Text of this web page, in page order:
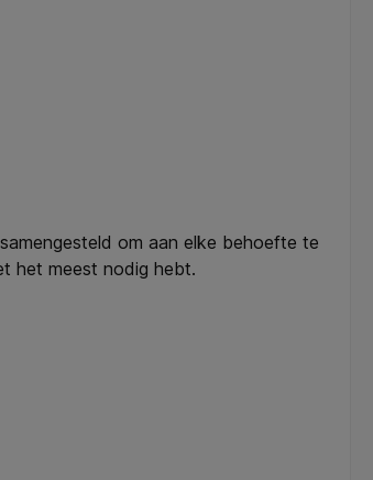
om aan elke behoefte te
het meest nodig hebt.